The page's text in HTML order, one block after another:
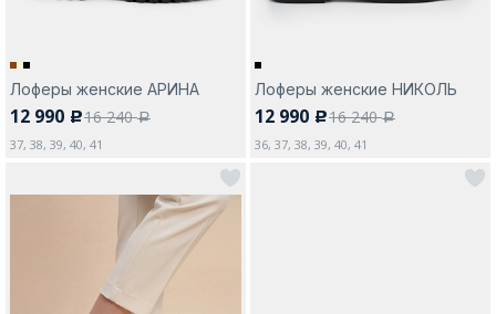
Лоферы женские АРИНА
12 990 c16 240a
37, 38, 39, 40, 41
Лоферы женские НИКОЛЬ
12 990 c16 240a
36, 37, 38, 39, 40, 41